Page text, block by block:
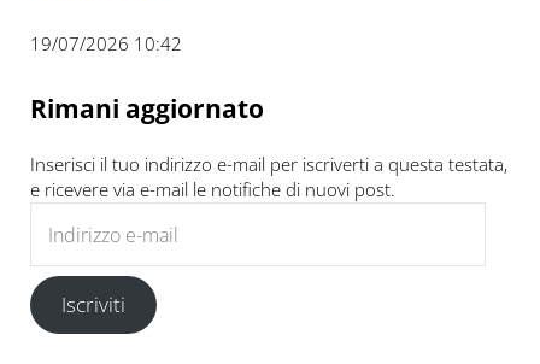
19/07/2026 10:42
Rimani aggiornato
Inserisci il tuo indirizzo e-mail per iscriverti a questa testata,
e ricevere via e-mail le notifiche di nuovi post.
Iscriviti